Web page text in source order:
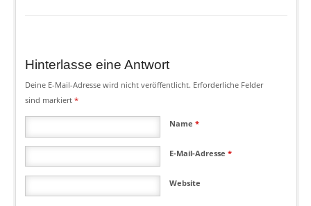
Hinterlasse eine Antwort
Deine E-Mail-Adresse wird nicht veröffentlicht. Erforderliche Felder
sind markiert *
Name*
E-Mail-Adresse*
Website